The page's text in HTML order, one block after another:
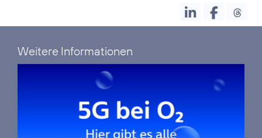
Weitere Informationen